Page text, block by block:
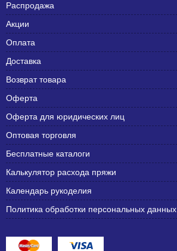
Распродажа
Акции
Оплата
Доставка
Возврат товара
Оферта
Оферта для юридических лиц
Оптовая торговля
Бесплатные каталоги
Калькулятор расхода пряжи
Календарь рукоделия
Политика обработки персональных данных